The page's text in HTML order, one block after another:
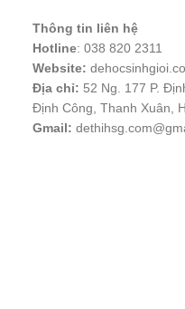
Thông tin liên hệ
Hotline: 038 820 2311
Website:
Địa chỉ: 52 Ng. 177 P.
Định Công, Thanh Xuân,
Gmail: